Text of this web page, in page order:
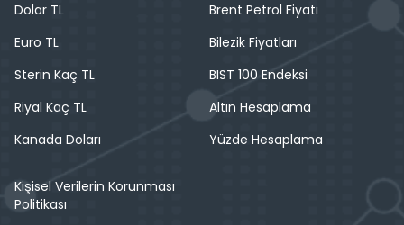
Dolar TL
Euro TL
Sterin Kaç TL
Riyal Kaç TL
Kanada Doları
Brent Petrol Fiyatı
Bilezik Fiyatları
BIST 100 Endeksi
Altın Hesaplama
Yüzde Hesaplama
Kişisel Verilerin Korunması
Politikası